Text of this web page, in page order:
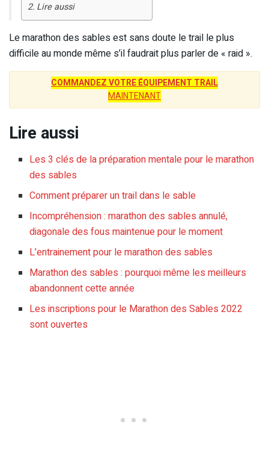
Lire aussi
Le marathon des sables est sans doute le trail le plus
difficile au monde même s’il faudrait plus parler de « raid ».
COMMANDEZ VOTRE ÉQUIPEMENT TRAIL
MAINTENANT
Lire aussi
Les 3 clés de la préparation mentale pour le marathon
des sables
Comment préparer un trail dans le sable
Incompréhension : marathon des sables annulé,
diagonale des fous maintenue pour le moment
L’entrainement pour le marathon des sables
Marathon des sables : pourquoi même les meilleurs
abandonnent cette année
Les inscriptions pour le Marathon des Sables 2022
sont ouvertes